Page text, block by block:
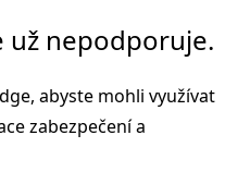
už nepodporuje.
abyste mohli využívat
zabezpečení a